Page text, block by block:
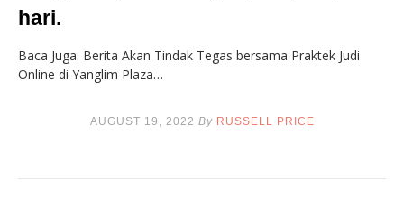
hari.
Baca Juga: Berita Akan Tindak Tegas bersama Praktek Judi
Online di Yanglim Plaza…
AUGUST 19, 2022 By RUSSELL PRICE